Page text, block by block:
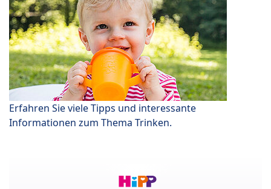
Erfahren Sie viele Tipps und interessante
Informationen zum Thema Trinken.